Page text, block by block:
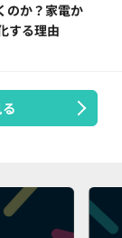
のか？家電か
する理由